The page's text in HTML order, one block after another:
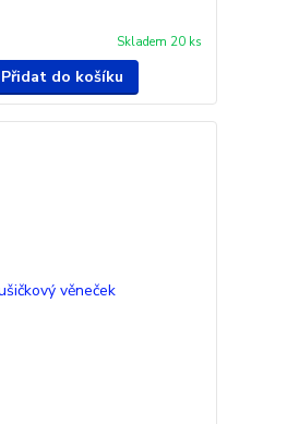
Skladem 20 ks
Přidat do košíku